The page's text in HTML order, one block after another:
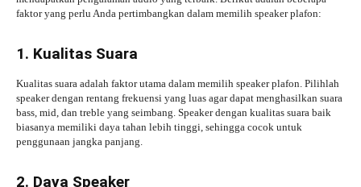
faktor yang perlu Anda pertimbangkan dalam memilih speaker plafon:
1. Kualitas Suara
Kualitas suara adalah faktor utama dalam memilih speaker plafon. Pilihlah
speaker dengan rentang frekuensi yang luas agar dapat menghasilkan suara
bass, mid, dan treble yang seimbang. Speaker dengan kualitas suara baik
biasanya memiliki daya tahan lebih tinggi, sehingga cocok untuk
penggunaan jangka panjang.
2. Daya Speaker